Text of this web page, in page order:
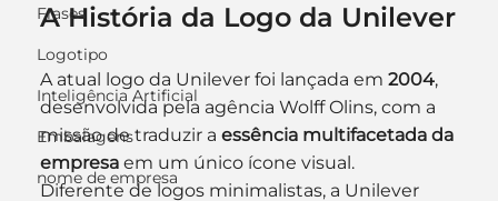
Frases
Logotipo
Inteligência Artificial
Embalagens
nome de empresa
A História da Logo da Unilever
A atual logo da Unilever foi lançada em 2004,
desenvolvida pela agência Wolff Olins, com a
missão de traduzir a essência multifacetada da
empresa em um único ícone visual.
Diferente de logos minimalistas, a Unilever